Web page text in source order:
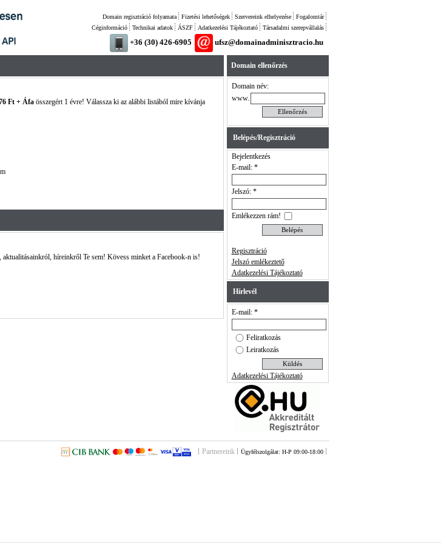
Fogalomtár
Szervereink elhelyezése
Fizetési lehetőségek
Domain regisztráció folyamata
Társadalmi szerepvállalás
Adatkezelési Tájékoztató
ÁSZF
Technikai adatok
Céginformáció
+36 (30) 426-6905 ufsz@domainadminisztracio.hu
Ft + Áfaösszegért 1 évre! Válassza ki az alábbi listából mire kívánja
híreinkről Te sem! Kövess minket a Facebook-n is!
Domain ellenőrzés
Domain név:
www.
Belépés/Regisztráció
Bejelentkezés
E-mail: *
Jelszó: *
Emlékezzen rám!
Regisztráció
Jelszó emlékeztető
Adatkezelési Tájékoztató
Hírlevél
E-mail: *
Feliratkozás
Leiratkozás
Adatkezelési Tájékoztató
Partnereink Ügyfélszolgálat: H-P 09:00-18:00